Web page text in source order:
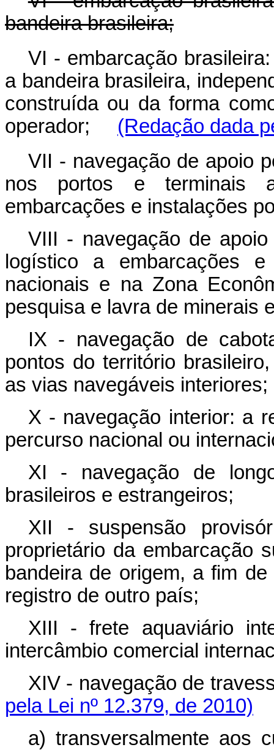
bandeira brasileira;
VI - embarcação
a bandeira brasileira,
construída ou da forma
operador; (Redação dada
VII - navegação de apoio
nos portos e terminais
embarcações e instalações
VIII - navegação de
logístico a embarcações
nacionais e na Zona
pesquisa e lavra de minerais
IX - navegação de
pontos do território
as vias navegáveis interiores;
X - navegação interior: a
percurso nacional ou
XI - navegação de
brasileiros e estrangeiros;
XII - suspensão
proprietário da embarcação
bandeira de origem, a fim
registro de outro país;
XIII - frete aquaviário
intercâmbio comercial
XIV - navegação de
pela Lei nº 12.379, de 2010)
a) transversalmente